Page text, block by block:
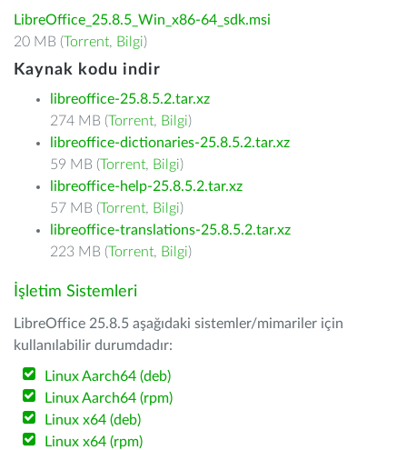
LibreOffice_25.8.5_Win_x86-64_sdk.msi
20 MB (Torrent, Bilgi)
Kaynak kodu indir
libreoffice-25.8.5.2.tar.xz
274 MB (Torrent, Bilgi)
libreoffice-dictionaries-25.8.5.2.tar.xz
59 MB (Torrent, Bilgi)
libreoffice-help-25.8.5.2.tar.xz
57 MB (Torrent, Bilgi)
libreoffice-translations-25.8.5.2.tar.xz
223 MB (Torrent, Bilgi)
İşletim Sistemleri
LibreOffice 25.8.5 aşağıdaki sistemler/mimariler için
kullanılabilir durumdadır:
Linux Aarch64 (deb)
Linux Aarch64 (rpm)
Linux x64 (deb)
Linux x64 (rpm)